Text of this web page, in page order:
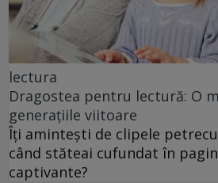
lectura
Dragostea pentru lectură: O
generațiile viitoare
Îți amintești de clipele
când stăteai cufundat în
captivante?